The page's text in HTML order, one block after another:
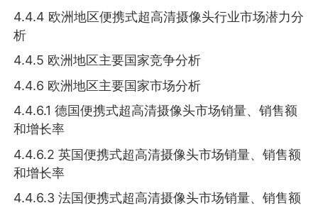
4.4.4 欧洲地区便携式超高清摄像头行业市场潜力分
析
4.4.5 欧洲地区主要国家竞争分析
4.4.6 欧洲地区主要国家市场分析
4.4.6.1 德国便携式超高清摄像头市场销量、销售额
和增长率
4.4.6.2 英国便携式超高清摄像头市场销量、销售额
和增长率
4.4.6.3 法国便携式超高清摄像头市场销量、销售额